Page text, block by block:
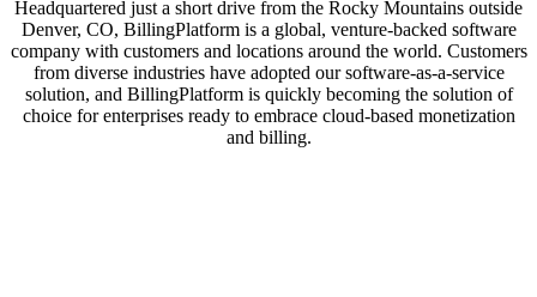
Headquartered just a short drive from the Rocky Mountains outside
Denver, CO, BillingPlatform is a global, venture-backed software
company with customers and locations around the world. Customers
from diverse industries have adopted our software-as-a-service
solution, and BillingPlatform is quickly becoming the solution of
choice for enterprises ready to embrace cloud-based monetization
and billing.